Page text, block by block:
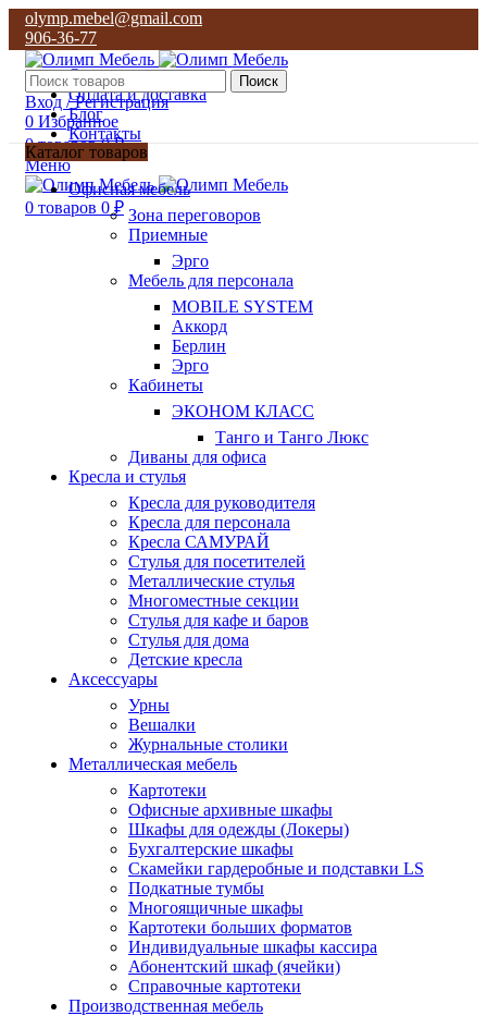
olymp.mebel@gmail.com
906-36-77
О нас
Оплата и доставка
Блог
Контакты
906-36-77
Поиск
Вход / Регистрация
0 Избранное
0товаров 0₽
Меню
0 товаров 0 ₽
Каталог товаров
Офисная мебель
Зона переговоров
Приемные
Эрго
Мебель для персонала
MOBILE SYSTEM
Аккорд
Берлин
Эрго
Кабинеты
ЭКОНОМ КЛАСС
Танго и Танго Люкс
Диваны для офиса
Кресла и стулья
Кресла для руководителя
Кресла для персонала
Кресла САМУРАЙ
Стулья для посетителей
Металлические стулья
Многоместные секции
Стулья для кафе и баров
Стулья для дома
Детские кресла
Аксессуары
Урны
Вешалки
Журнальные столики
Металлическая мебель
Картотеки
Офисные архивные шкафы
Шкафы для одежды (Локеры)
Бухгалтерские шкафы
Скамейки гардеробные и подставки LS
Подкатные тумбы
Многоящичные шкафы
Картотеки больших форматов
Индивидуальные шкафы кассира
Абонентский шкаф (ячейки)
Справочные картотеки
Производственная мебель